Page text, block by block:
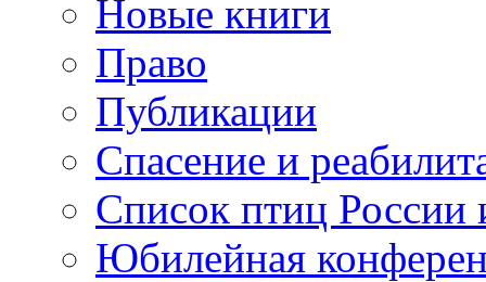
Новые книги
Право
Публикации
Спасение и
Список птиц России
Юбилейная